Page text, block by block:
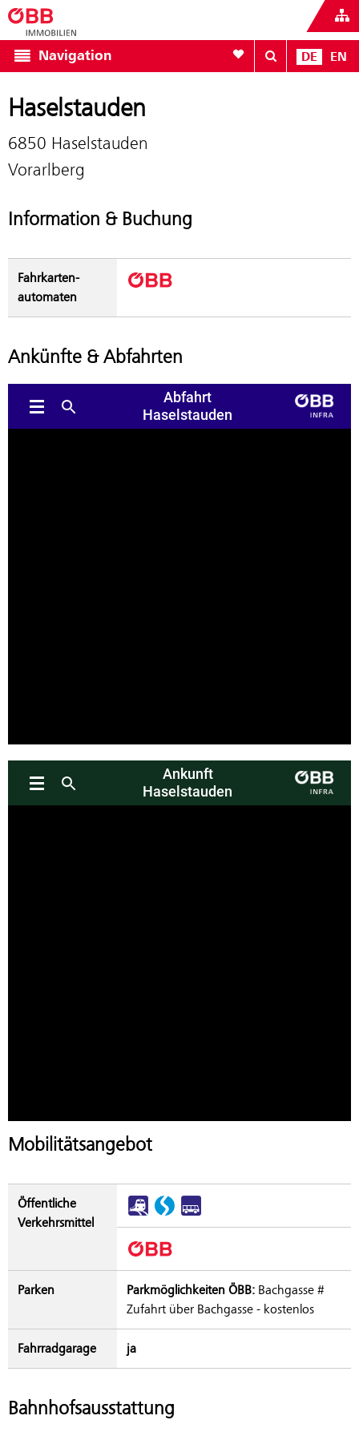
Navigation Zur Favoritenliste
DE EN
Haselstauden
6850 Haselstauden
Vorarlberg
Information & Buchung
Fahrkarten­
automaten
Ankünfte & Abfahrten
Mobilitätsangebot
Öffentliche
Verkehrsmittel
Parken Parkmöglichkeiten ÖBB: Bachgasse #
Zufahrt über Bachgasse - kostenlos
Fahrradgarage ja
Bahnhofsausstattung